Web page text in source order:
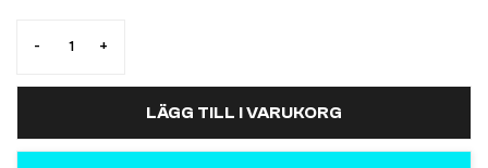
- +
LÄGG TILL I VARUKORG